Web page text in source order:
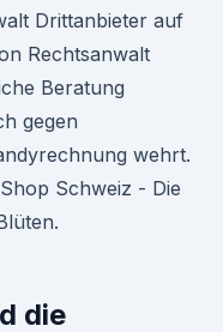
Drittanbieter auf
Rechtsanwalt
Beratung
gegen
wehrt.
Schweiz - Die
die